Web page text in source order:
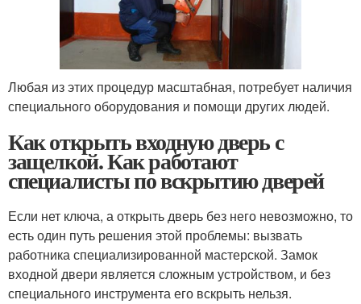
Любая из этих процедур масштабная, потребует наличия
специального оборудования и помощи других людей.
Как открыть входную дверь с
защелкой. Как работают
специалисты по вскрытию дверей
Если нет ключа, а открыть дверь без него невозможно, то
есть один путь решения этой проблемы: вызвать
работника специализированной мастерской. Замок
входной двери является сложным устройством, и без
специального инструмента его вскрыть нельзя.